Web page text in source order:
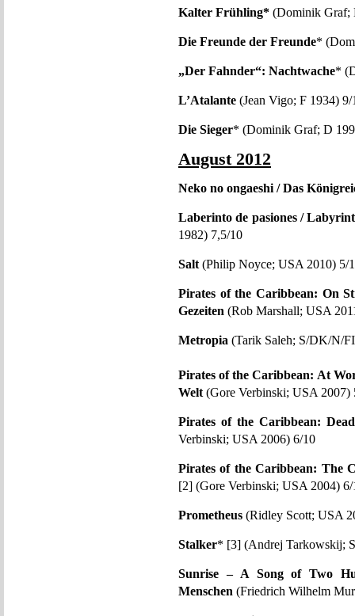
Kalter Frühling* (Dominik Graf;
Die Freunde der Freunde*
„Der Fahnder“: Nachtwache*
L’Atalante (Jean Vigo; F 1934) 9/
Die Sieger* (Dominik Graf; D
August 2012
Neko no ongaeshi / Das
Laberinto de pasiones /
1982) 7,5/10
Salt (Philip Noyce; USA 2010) 5/
Pirates of the Caribbean: On
Gezeiten (Rob Marshall; USA
Metropia (Tarik Saleh; S/DK/N/
Pirates of the Caribbean: At
Welt (Gore Verbinski; USA 2007)
Pirates of the Caribbean:
Verbinski; USA 2006) 6/10
Pirates of the Caribbean: The
[2] (Gore Verbinski; USA 2004) 6/
Prometheus (Ridley Scott; USA
Stalker* [3] (Andrej Tarkowskij;
Sunrise – A Song of Two
Menschen (Friedrich Wilhelm